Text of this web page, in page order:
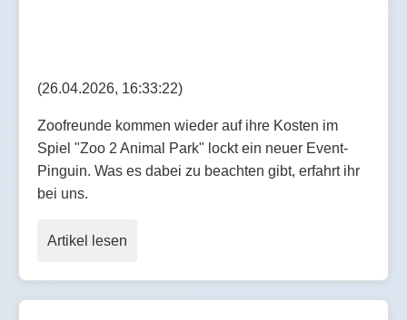
(26.04.2026, 16:33:22)
Zoofreunde kommen wieder auf ihre Kosten im
Spiel "Zoo 2 Animal Park" lockt ein neuer Event-
Pinguin. Was es dabei zu beachten gibt, erfahrt ihr
bei uns.
Artikel lesen